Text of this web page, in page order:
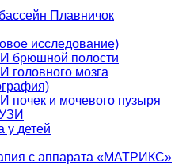
Плавничок
исследование)
брюшной полости
головного мозга
почек и мочевого пузыря
у детей
с аппарата «МАТРИКС»